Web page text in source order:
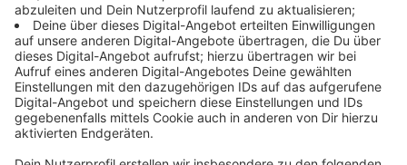
Mitmachen und Ideen einbringen
Anzeige
Zusätzlich zu der Abstimmung über die Projekte
können wir über eine Kommentarfunktion eigene Ideen